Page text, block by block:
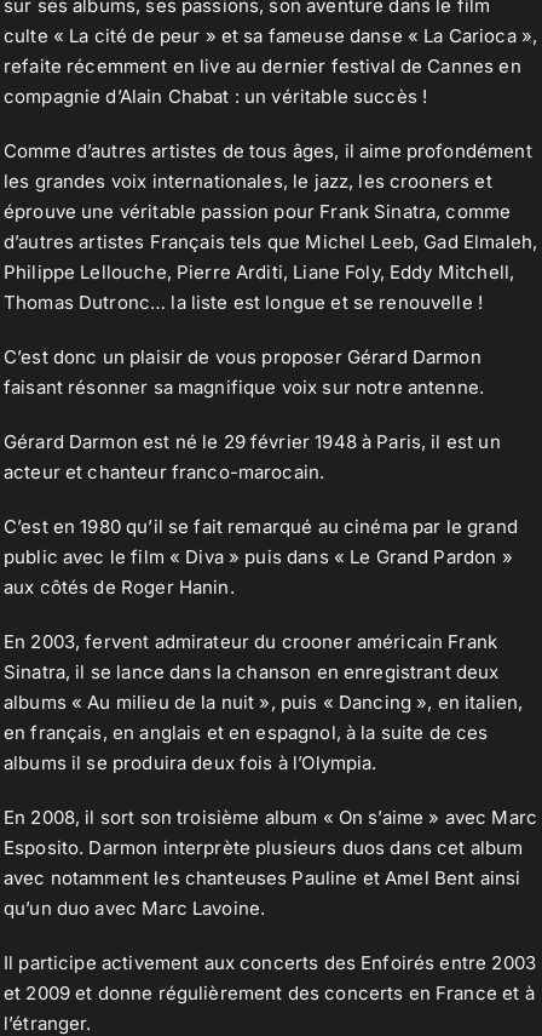
sur ses albums, ses passions, son aventure dans le film
culte « La cité de peur » et sa fameuse danse « La Carioca »,
refaite récemment en live au dernier festival de Cannes en
compagnie d’Alain Chabat : un véritable succès !
Comme d’autres artistes de tous âges, il aime profondément
les grandes voix internationales, le jazz, les crooners et
éprouve une véritable passion pour Frank Sinatra, comme
d’autres artistes Français tels que Michel Leeb, Gad Elmaleh,
Philippe Lellouche, Pierre Arditi, Liane Foly, Eddy Mitchell,
Thomas Dutronc… la liste est longue et se renouvelle !
C’est donc un plaisir de vous proposer Gérard Darmon
faisant résonner sa magnifique voix sur notre antenne.
Gérard Darmon est né le 29 février 1948 à Paris, il est un
acteur et chanteur franco-marocain.
C’est en 1980 qu’il se fait remarqué au cinéma par le grand
public avec le film « Diva » puis dans « Le Grand Pardon »
aux côtés de Roger Hanin.
En 2003, fervent admirateur du crooner américain Frank
Sinatra, il se lance dans la chanson en enregistrant deux
albums « Au milieu de la nuit », puis « Dancing », en italien,
en français, en anglais et en espagnol, à la suite de ces
albums il se produira deux fois à l’Olympia.
En 2008, il sort son troisième album « On s’aime » avec Marc
Esposito. Darmon interprète plusieurs duos dans cet album
avec notamment les chanteuses Pauline et Amel Bent ainsi
qu’un duo avec Marc Lavoine.
Il participe activement aux concerts des Enfoirés entre 2003
et 2009 et donne régulièrement des concerts en France et à
l’étranger.